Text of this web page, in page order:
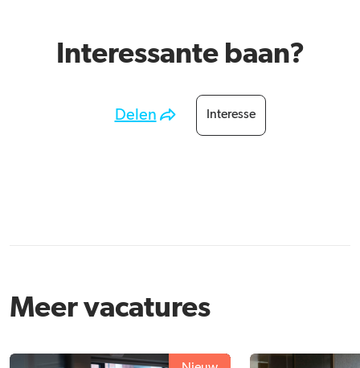
Interessante baan?
Delen Interesse
Meer vacatures